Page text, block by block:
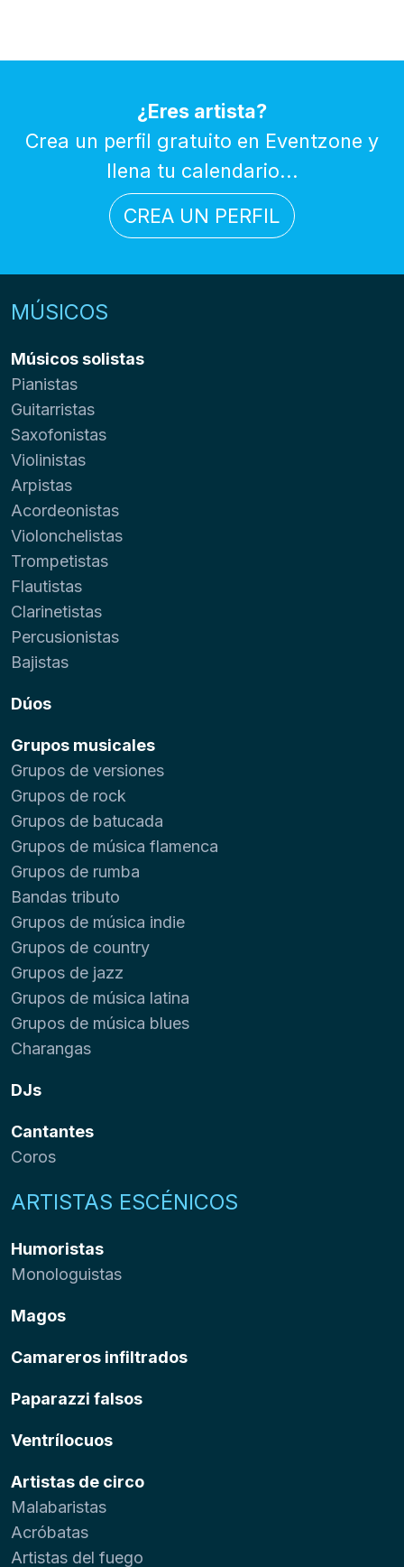
¿Eres artista?
Crea un perfil gratuito en Eventzone y
llena tu calendario...
CREA UN PERFIL
MÚSICOS
Músicos solistas
Pianistas
Guitarristas
Saxofonistas
Violinistas
Arpistas
Acordeonistas
Violonchelistas
Trompetistas
Flautistas
Clarinetistas
Percusionistas
Bajistas
Dúos
Grupos musicales
Grupos de versiones
Grupos de rock
Grupos de batucada
Grupos de música flamenca
Grupos de rumba
Bandas tributo
Grupos de música indie
Grupos de country
Grupos de jazz
Grupos de música latina
Grupos de música blues
Charangas
DJs
Cantantes
Coros
ARTISTAS ESCÉNICOS
Humoristas
Monologuistas
Magos
Camareros infiltrados
Paparazzi falsos
Ventrílocuos
Artistas de circo
Malabaristas
Acróbatas
Artistas del fuego